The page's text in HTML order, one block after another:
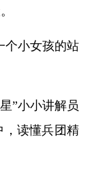
个小女孩的站
”小小讲解员
，读懂兵团精